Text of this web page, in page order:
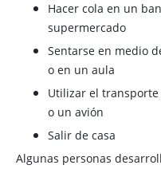
Hacer cola en un
supermercado
Sentarse en medio
o en un aula
Utilizar el
o un avión
Salir de casa
Algunas personas